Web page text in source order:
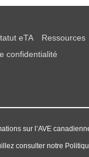
eTA Ressources
confidentialité
sur l’AVE
consulter notre